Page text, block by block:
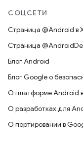
СОЦСЕТИ
Страница @Android в
Страница
Блог Android
Блог Google о
О платформе Android
О разработках для
О портировании в